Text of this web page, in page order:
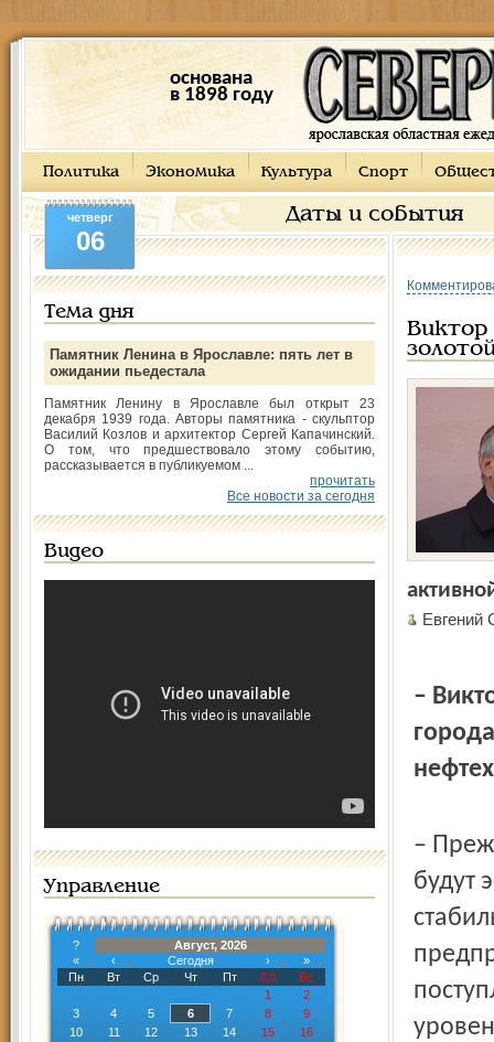
основана
в 1898 году
Политика Экономика Культура Спорт
Даты и события
четверг
06
Тема дня
Памятник Ленина в Ярославле: пять лет в
ожидании пьедестала
Памятник Ленину в Ярославле был открыт 23
декабря 1939 года. Авторы памятника - скульптор
Василий Козлов и архитектор Сергей Капачинский.
О том, что предшествовало этому событию,
рассказывается в публикуемом ...
прочитать
Все новости за сегодня
Видео
Управление
?
Август, 2026
«
‹ Сегодня ›
»
Пн
Вт Ср Чт Пт Сб
Вс
1
2
3
4 5 6 7 8
9
10
11 12 13 14 15
16
–
–
будут